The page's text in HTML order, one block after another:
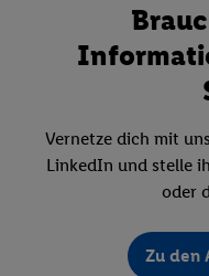
Vernetze dich mit
LinkedIn und stelle
oder
Zu den